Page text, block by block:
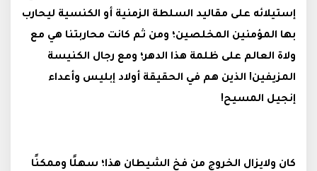
إستيلائه على مقاليد السلطة الزمنية أو الكنسية ليحارب
بها المؤمنين المخلصين؛ ومن ثم كانت محاربتنا هي مع
ولاة العالم على ظلمة هذا الدهر؛ ومع رجال الكنيسة
المزيفين! الذين هم في الحقيقة أولاد إبليس وأعداء
إنجيل المسيح!
كان ولايزال الخروج من فخ الشيطان هذا؛ سهلًا وممكنًا